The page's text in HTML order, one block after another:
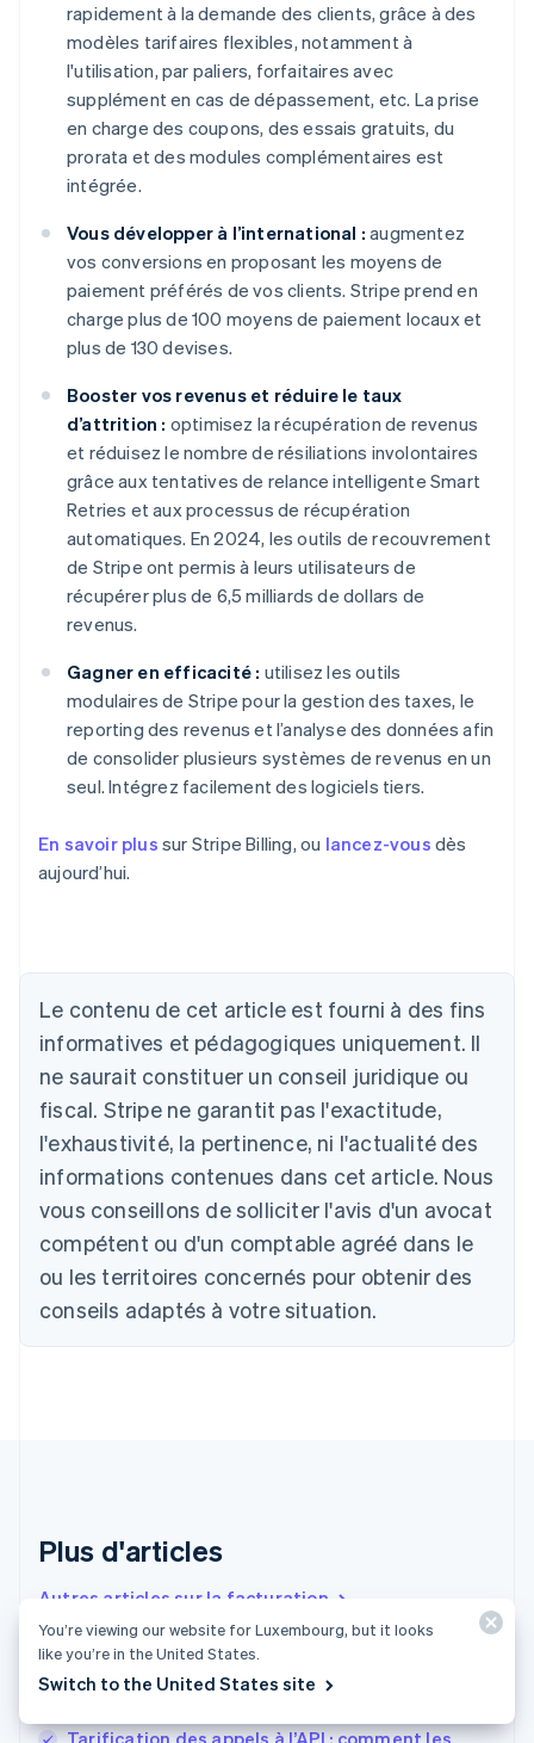
rapidement à la demande des clients, grâce à des
modèles tarifaires flexibles, notamment à
l'utilisation, par paliers, forfaitaires avec
supplément en cas de dépassement, etc. La prise
en charge des coupons, des essais gratuits, du
prorata et des modules complémentaires est
intégrée.
Vous développer à l’international : augmentez
vos conversions en proposant les moyens de
paiement préférés de vos clients. Stripe prend en
charge plus de 100 moyens de paiement locaux et
plus de 130 devises.
Booster vos revenus et réduire le taux
d’attrition : optimisez la récupération de revenus
et réduisez le nombre de résiliations involontaires
grâce aux tentatives de relance intelligente Smart
Retries et aux processus de récupération
automatiques. En 2024, les outils de recouvrement
de Stripe ont permis à leurs utilisateurs de
récupérer plus de 6,5 milliards de dollars de
revenus.
Gagner en efficacité : utilisez les outils
modulaires de Stripe pour la gestion des taxes, le
reporting des revenus et l’analyse des données afin
de consolider plusieurs systèmes de revenus en un
seul. Intégrez facilement des logiciels tiers.
En savoir plus sur Stripe Billing, ou lancez-vous dès
aujourd’hui.
Le contenu de cet article est fourni à des fins
informatives et pédagogiques uniquement. Il
ne saurait constituer un conseil juridique ou
fiscal. Stripe ne garantit pas l'exactitude,
l'exhaustivité, la pertinence, ni l'actualité des
informations contenues dans cet article. Nous
vous conseillons de solliciter l'avis d'un avocat
compétent ou d'un comptable agréé dans le
ou les territoires concernés pour obtenir des
conseils adaptés à votre situation.
Plus d'articles
Autres articles sur la facturation
Grille tarifaire en France : guide à destination
Allemagne
Deutsch
Australie
English
Autriche
Belgique
NederlandsFrançaisDeutschEnglish
Brésil
PortuguêsEnglish
Bulgarie
English
English Français
Chine continentale
English
Espagne
Estonie
English
États-Unis
Finlande
You’re viewing our website for Luxembourg, but it looks
like you’re in the United States.
Switch to the United States site